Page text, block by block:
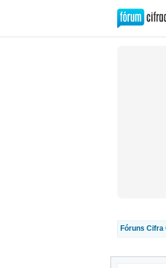
Fóruns Cifra